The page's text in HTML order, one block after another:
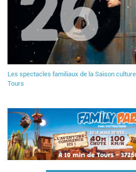
Les spectacles familiaux de la Saison
Tours